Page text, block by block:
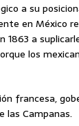
a su
en México
a
los
francesa,
las Campanas.